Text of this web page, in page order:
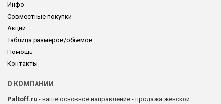
Инфо
Совместные покупки
Акции
Таблица размеров/объемов
Помощь
Контакты
О КОМПАНИИ
Paltoff.ru - наше основное направление - продажа женской